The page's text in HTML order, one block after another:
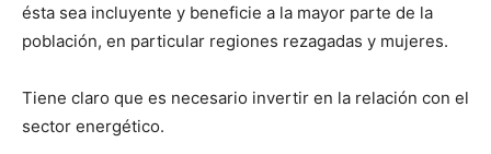
ésta sea incluyente y beneficie a la mayor parte de la
población, en particular regiones rezagadas y mujeres.
Tiene claro que es necesario invertir en la relación con el
sector energético.